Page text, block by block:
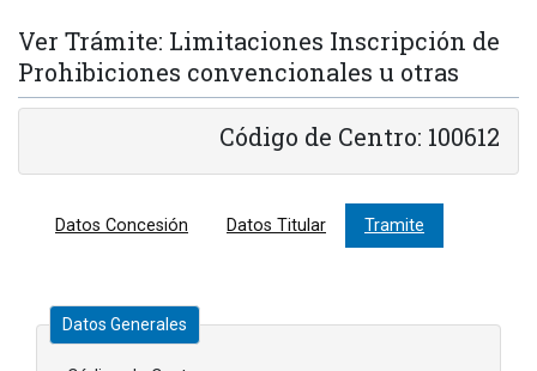
Ver Trámite: Limitaciones Inscripción de
Prohibiciones convencionales u otras
Código de Centro: 100612
Datos Concesión Datos Titular Tramite
Datos Generales